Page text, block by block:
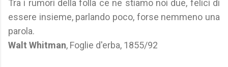
Tra i rumori della folla ce ne stiamo noi due, felici di
essere insieme, parlando poco, forse nemmeno una
parola.
Walt Whitman, Foglie d'erba, 1855/92